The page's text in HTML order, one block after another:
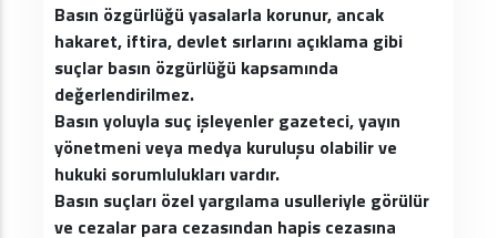
Basın özgürlüğü yasalarla korunur, ancak
hakaret, iftira, devlet sırlarını açıklama gibi
suçlar basın özgürlüğü kapsamında
değerlendirilmez.
Basın yoluyla suç işleyenler gazeteci, yayın
yönetmeni veya medya kuruluşu olabilir ve
hukuki sorumlulukları vardır.
Basın suçları özel yargılama usulleriyle görülür
ve cezalar para cezasından hapis cezasına